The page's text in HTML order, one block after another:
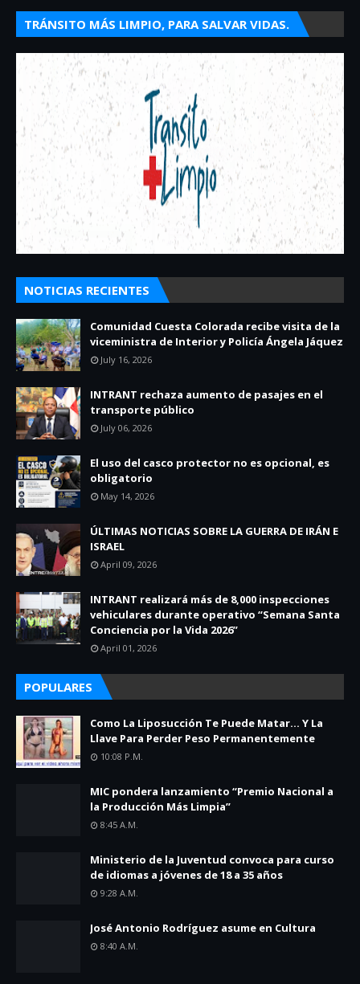
TRÁNSITO MÁS LIMPIO, PARA SALVAR VIDAS.
NOTICIAS RECIENTES
Comunidad Cuesta Colorada recibe visita de la
viceministra de Interior y Policía Ángela Jáquez
July 16, 2026
INTRANT rechaza aumento de pasajes en el
transporte público
July 06, 2026
El uso del casco protector no es opcional, es
obligatorio
May 14, 2026
ÚLTIMAS NOTICIAS SOBRE LA GUERRA DE IRÁN E
ISRAEL
April 09, 2026
INTRANT realizará más de 8,000 inspecciones
vehiculares durante operativo “Semana Santa
Conciencia por la Vida 2026”
April 01, 2026
POPULARES
Como La Liposucción Te Puede Matar… Y La
Llave Para Perder Peso Permanentemente
10:08 P.m.
MIC pondera lanzamiento “Premio Nacional a
la Producción Más Limpia”
8:45 A.m.
Ministerio de la Juventud convoca para curso
de idiomas a jóvenes de 18 a 35 años
9:28 A.m.
José Antonio Rodríguez asume en Cultura
8:40 A.m.